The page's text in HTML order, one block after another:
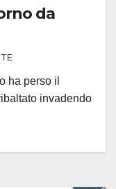
da
ha perso il
invadendo